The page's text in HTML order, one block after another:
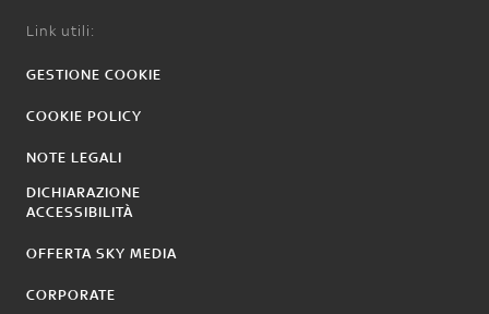
Link utili:
GESTIONE COOKIE
COOKIE POLICY
NOTE LEGALI
DICHIARAZIONE
ACCESSIBILITÀ
OFFERTA SKY MEDIA
CORPORATE